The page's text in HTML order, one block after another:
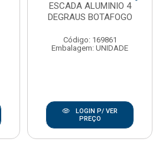
ESCADA ALUMINIO 4
DEGRAUS BOTAFOGO
Código: 169861
Embalagem: UNIDADE
LOGIN P/ VER
PREÇO